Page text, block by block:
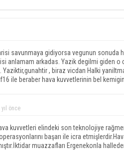
savunmaya gidiyorsa vegunun
anlamam arkadas. Yazik degilmi giden
Yaziktir,gunahtir , biraz vicdan Halki
ile beraber hava kuvvetlerinin bel
önce
kuvvetleri elindeki son teknolojiye
başarı ile icra
muazzafları Ergenekonla